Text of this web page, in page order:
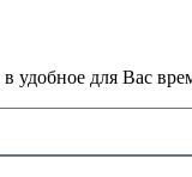
удобное для Вас